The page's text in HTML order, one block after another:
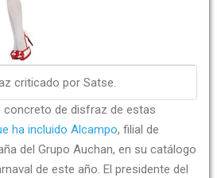
criticado por Satse.
concreto de disfraz de estas
ha incluido Alcampo, filial de
del Grupo Auchan, en su catálogo
de este año. El presidente del